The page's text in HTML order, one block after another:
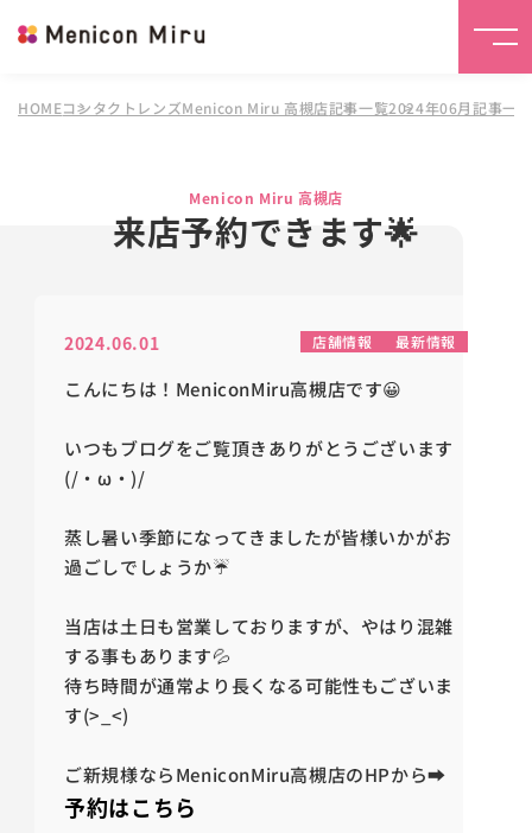
HOMEコンタクトレンズMenicon Miru 高槻店記事一覧2024年06月記事一覧
Menicon Miru 高槻店
来店予約できます🌟
2024.06.01 店舗情報 最新情報
こんにちは！MeniconMiru高槻店です😀
いつもブログをご覧頂きありがとうございます
(/・ω・)/
蒸し暑い季節になってきましたが皆様いかがお
過ごしでしょうか☔
当店は土日も営業しておりますが、やはり混雑
する事もあります💦
待ち時間が通常より長くなる可能性もございま
す(>_<)
ご新規様ならMeniconMiru高槻店のHPから➡
予約はこちら